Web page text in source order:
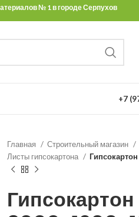
№ 1 в городе Серпухов
+7
Главная Строительный магазин
Листы гипсокартона